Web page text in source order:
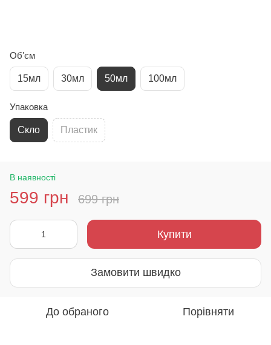
Обʼєм
15мл 30мл 50мл 100мл
Упаковка
Скло Пластик
В наявності
599 грн 699 грн
Купити
Замовити швидко
До обраного Порівняти